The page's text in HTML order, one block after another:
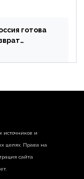
готова
источников и
целях. Права на
сайта